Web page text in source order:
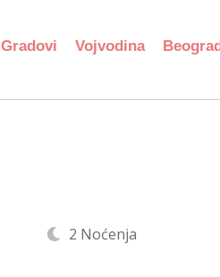
Gradovi Vojvodina
2 Noćenja